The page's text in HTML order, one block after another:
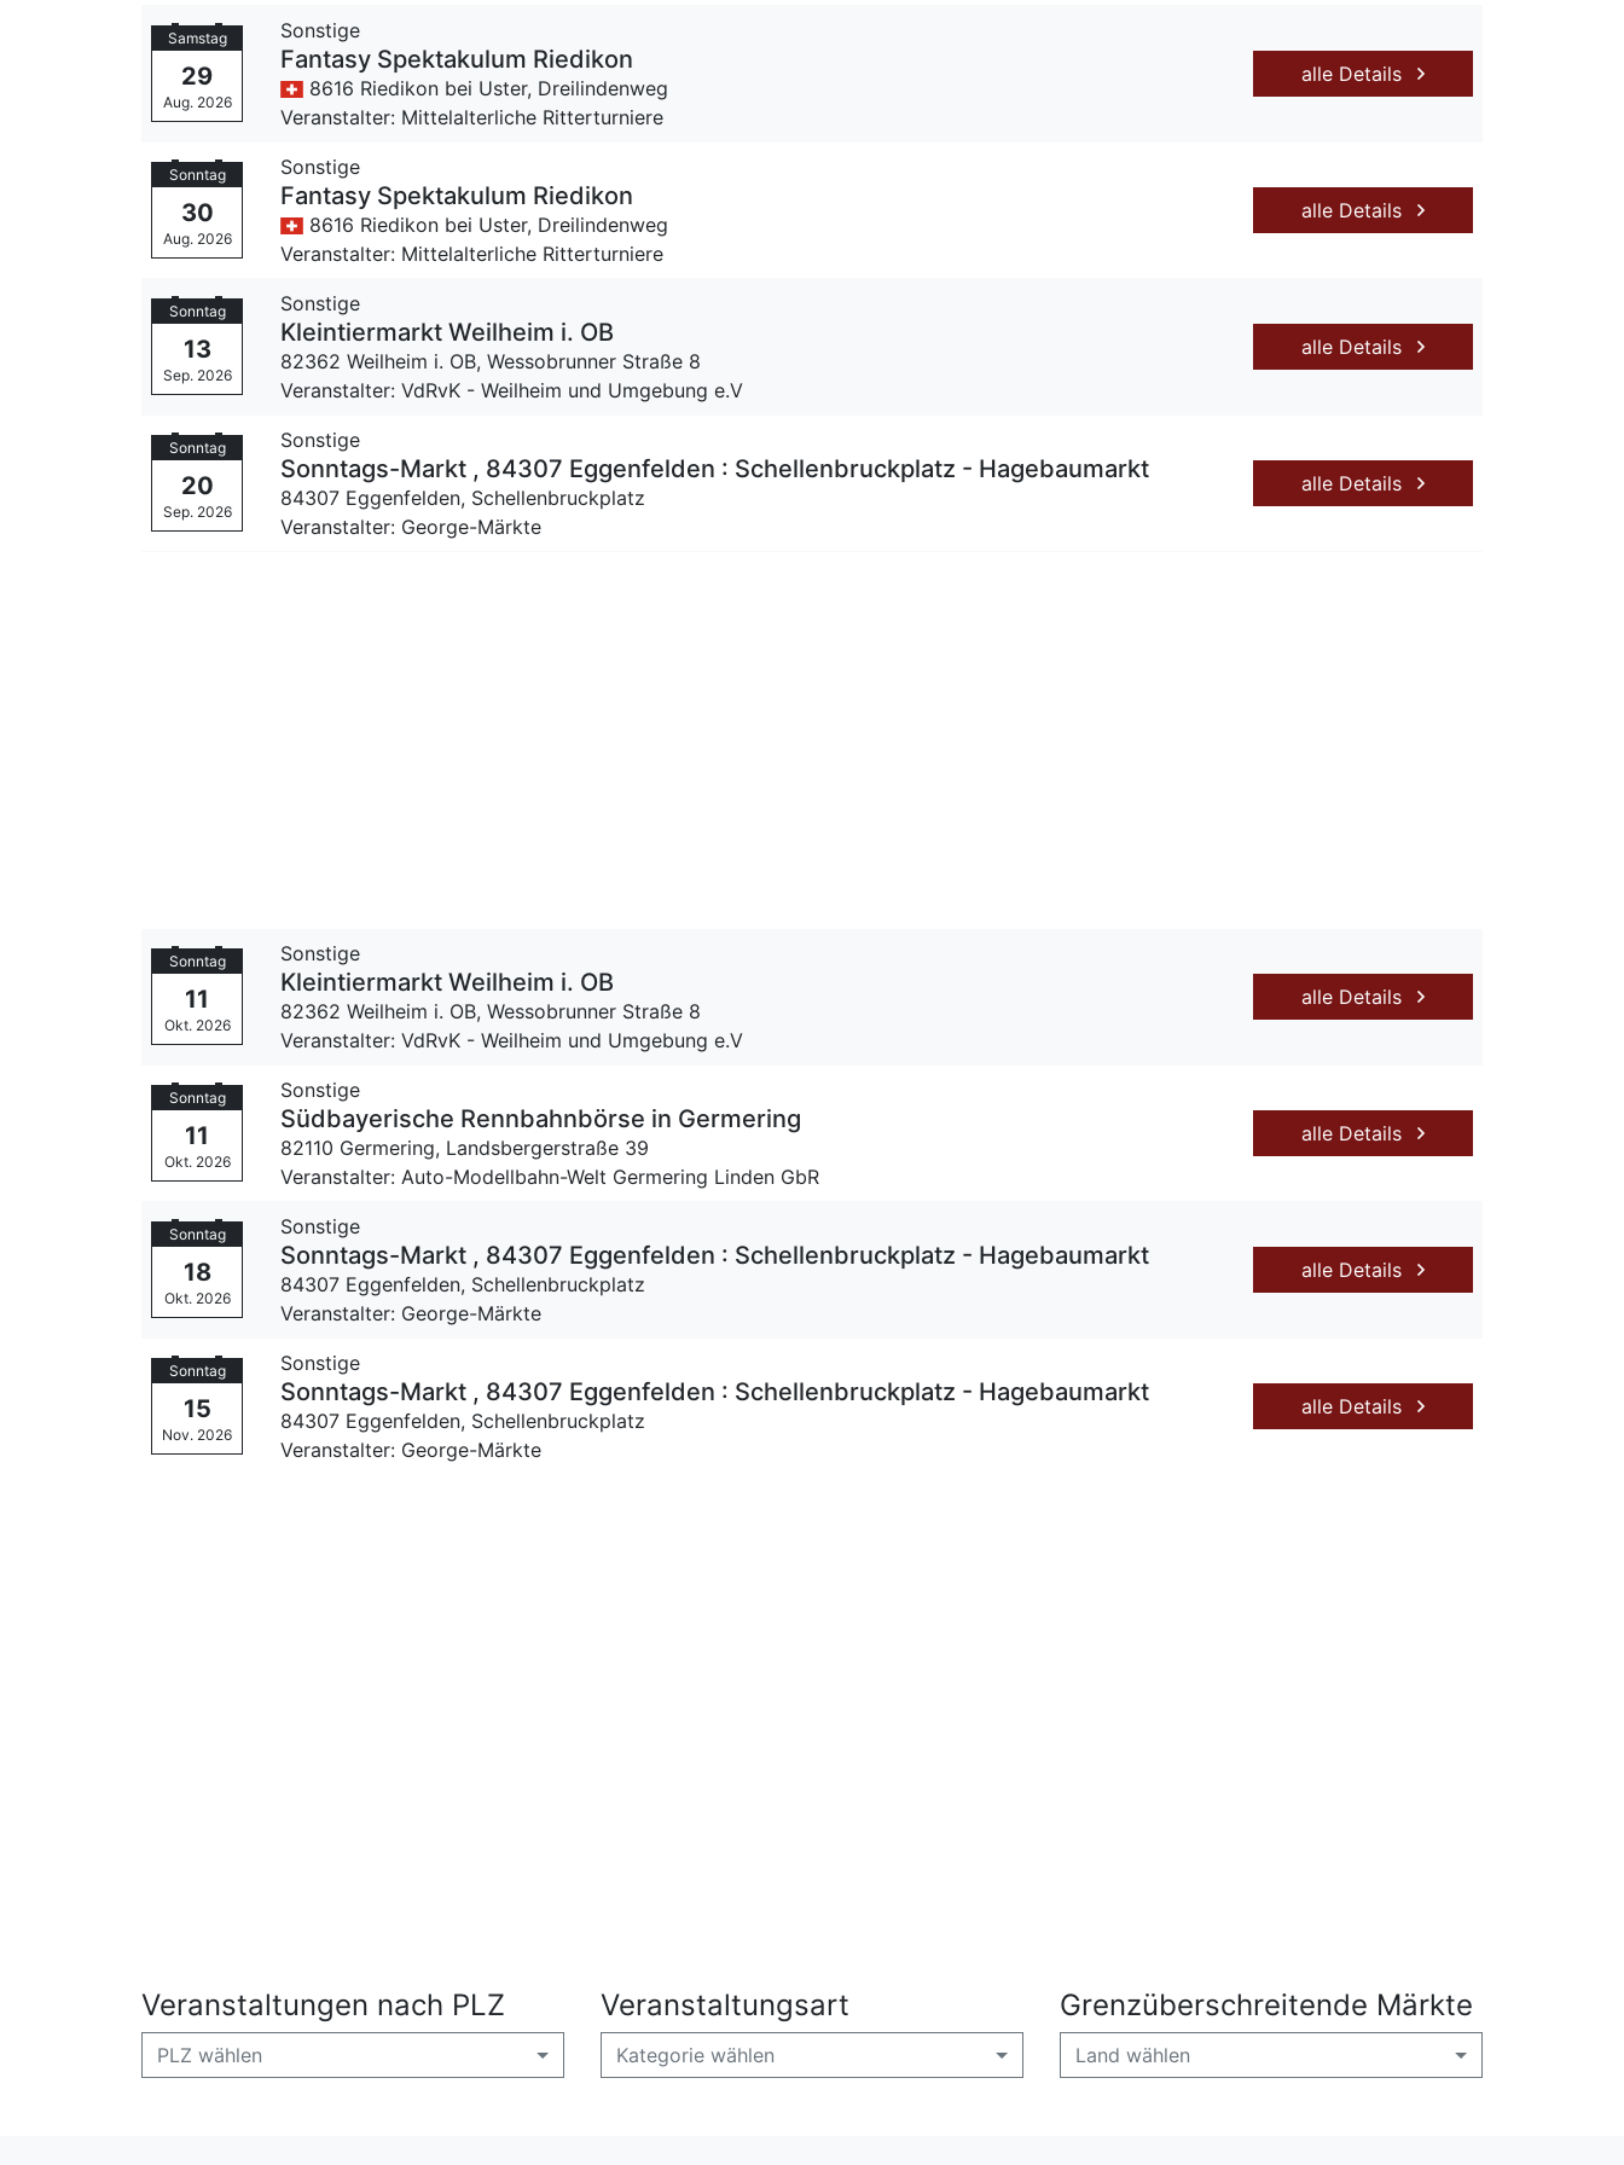
Samstag
29
Aug. 2026
Sonstige
Fantasy Spektakulum Riedikon
8616 Riedikon bei Uster, Dreilindenweg
Veranstalter: Mittelalterliche Ritterturniere
alle Details
Sonntag
30
Aug. 2026
Sonstige
Fantasy Spektakulum Riedikon
8616 Riedikon bei Uster, Dreilindenweg
Veranstalter: Mittelalterliche Ritterturniere
alle Details
Sonntag
13
Sep. 2026
Sonstige
Kleintiermarkt Weilheim i. OB
82362 Weilheim i. OB,Wessobrunner Straße 8
Veranstalter: VdRvK - Weilheim und Umgebung e.V
alle Details
Sonntag
20
Sep. 2026
Sonstige
Sonntags-Markt , 84307 Eggenfelden : Schellenbruckplatz - Hagebaumarkt
84307 Eggenfelden, Schellenbruckplatz
Veranstalter: George-Märkte
alle Details
Sonntag
11
Okt. 2026
Sonstige
Kleintiermarkt Weilheim i. OB
82362 Weilheim i. OB,Wessobrunner Straße 8
Veranstalter: VdRvK - Weilheim und Umgebung e.V
alle Details
Sonntag
11
Okt. 2026
Sonstige
Südbayerische Rennbahnbörse in Germering
82110 Germering, Landsbergerstraße 39
Veranstalter: Auto-Modellbahn-Welt Germering Linden GbR
alle Details
Sonntag
18
Okt. 2026
Sonstige
Sonntags-Markt , 84307 Eggenfelden : Schellenbruckplatz - Hagebaumarkt
84307 Eggenfelden, Schellenbruckplatz
Veranstalter: George-Märkte
alle Details
Sonntag
15
Nov. 2026
Sonstige
Sonntags-Markt , 84307 Eggenfelden : Schellenbruckplatz - Hagebaumarkt
84307 Eggenfelden, Schellenbruckplatz
Veranstalter: George-Märkte
alle Details
Veranstaltungen nach PLZ
PLZ wählen
Veranstaltungsart
Kategorie wählen
Grenzüberschreitende Märkte
Land wählen